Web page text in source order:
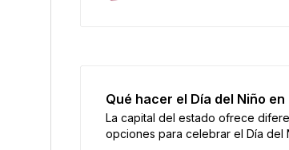
Qué hacer el Día del Niño
La capital del estado ofrece
opciones para celebrar el Día del